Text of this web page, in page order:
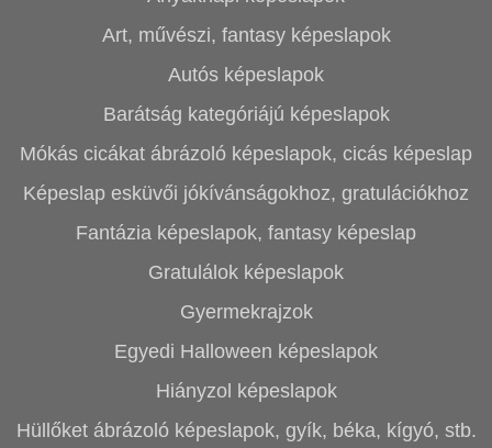
Art, művészi, fantasy képeslapok
Autós képeslapok
Barátság kategóriájú képeslapok
Mókás cicákat ábrázoló képeslapok, cicás képeslap
Képeslap esküvői jókívánságokhoz, gratulációkhoz
Fantázia képeslapok, fantasy képeslap
Gratulálok képeslapok
Gyermekrajzok
Egyedi Halloween képeslapok
Hiányzol képeslapok
Hüllőket ábrázoló képeslapok, gyík, béka, kígyó, stb.